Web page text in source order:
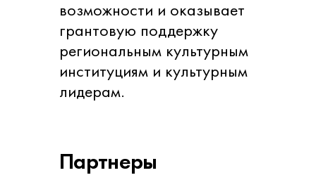
возможности и оказывает
грантовую поддержку
региональным культурным
институциям и культурным
лидерам.
Партнеры